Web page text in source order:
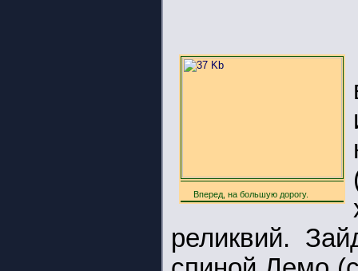
Вперед, на большую дорогу.
реликвий.